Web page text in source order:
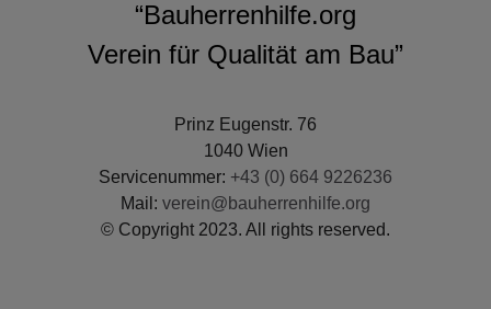
“Bauherrenhilfe.org
Verein für Qualität am Bau”
Prinz Eugenstr. 76
1040 Wien
Servicenummer: +43 (0) 664 9226236
Mail: verein@bauherrenhilfe.org
© Copyright 2023. All rights reserved.